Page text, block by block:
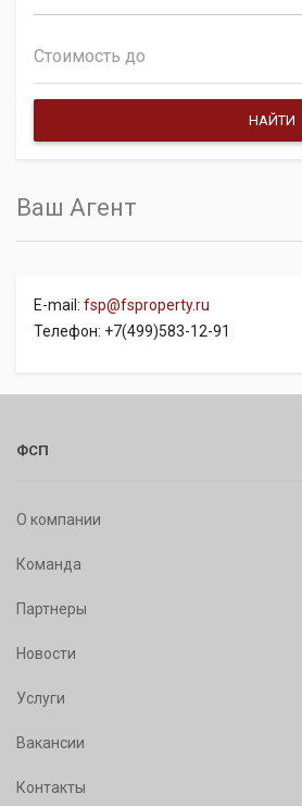
Ваш Агент
E-mail: fsp@fsproperty.ru
Телефон: +7(499)583-12-91
ФСП
О компании
Команда
Партнеры
Новости
Услуги
Вакансии
Контакты